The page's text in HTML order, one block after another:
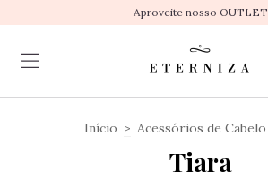
Aproveite nosso OUTLET
Início > Acessórios de Cabelo
Tiara